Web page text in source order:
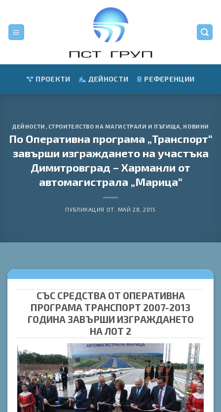
content
ПРОЕКТИ ДЕЙНОСТИ РЕФЕРЕНЦИИ
ДЕЙНОСТИ , СТРОИТЕЛСТВО НА МАГИСТРАЛИ И ПЪТИЩА, НОВИНИ
По Оперативна програма „Транспорт“
завърши изграждането на участъка
Димитровград – Харманли от
автомагистрала „Марица“
ПУБЛИКАЦИЯ ОТ: МАЙ 28, 2015
СЪС СРЕДСТВА ОТ ОПЕРАТИВНА
ПРОГРАМА ТРАНСПОРТ 2007-2013
ГОДИНА ЗАВЪРШИ ИЗГРАЖДАНЕТО
НА ЛОТ 2